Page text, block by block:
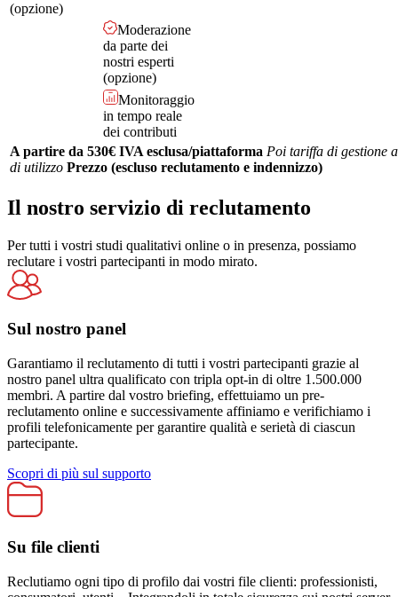
(opzione)
Moderazione
da parte dei
nostri esperti
(opzione)
Monitoraggio
in tempo reale
dei contributi
A partire da 530€ IVA esclusa/piattaforma Poi tariffa di gestione
di utilizzo Prezzo (escluso reclutamento e indennizzo)
Il nostro servizio di reclutamento
Per tutti i vostri studi qualitativi online o in presenza, possiamo
reclutare i vostri partecipanti in modo mirato.
Sul nostro panel
Garantiamo il reclutamento di tutti i vostri partecipanti grazie al
nostro panel ultra qualificato con tripla opt-in di oltre 1.500.000
membri. A partire dal vostro briefing, effettuiamo un pre-
reclutamento online e successivamente affiniamo e verifichiamo i
profili telefonicamente per garantire qualità e serietà di ciascun
partecipante.
Scopri di più sul supporto
Su file clienti
Reclutiamo ogni tipo di profilo dai vostri file clienti: professionisti,